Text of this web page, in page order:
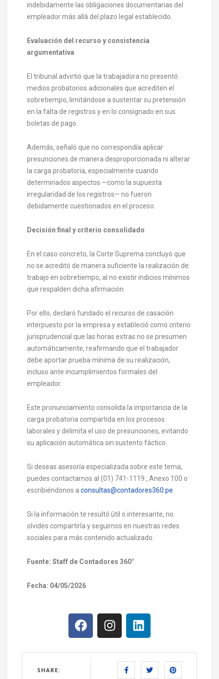
indebidamente las obligaciones documentarias del
empleador más allá del plazo legal establecido.
Evaluación del recurso y consistencia
argumentativa
El tribunal advirtió que la trabajadora no presentó
medios probatorios adicionales que acrediten el
sobretiempo, limitándose a sustentar su pretensión
en la falta de registros y en lo consignado en sus
boletas de pago.
Además, señaló que no correspondía aplicar
presunciones de manera desproporcionada ni alterar
la carga probatoria, especialmente cuando
determinados aspectos —como la supuesta
irregularidad de los registros— no fueron
debidamente cuestionados en el proceso.
Decisión final y criterio consolidado
En el caso concreto, la Corte Suprema concluyó que
no se acreditó de manera suficiente la realización de
trabajo en sobretiempo, al no existir indicios mínimos
que respalden dicha afirmación.
Por ello, declaró fundado el recurso de casación
interpuesto por la empresa y estableció como criterio
jurisprudencial que las horas extras no se presumen
automáticamente, reafirmando que el trabajador
debe aportar prueba mínima de su realización,
incluso ante incumplimientos formales del
empleador.
Este pronunciamiento consolida la importancia de la
carga probatoria compartida en los procesos
laborales y delimita el uso de presunciones, evitando
su aplicación automática sin sustento fáctico.
Si deseas asesoría especializada sobre este tema,
puedes contactarnos al (01) 741-1119 , Anexo 100 o
escribiéndonos a consultas@contadores360.pe
Si la información te resultó útil o interesante, no
olvides compartirla y seguirnos en nuestras redes
sociales para más contenido actualizado.
Fuente: Staff de Contadores 360°
Fecha: 04/05/2026
SHARE: